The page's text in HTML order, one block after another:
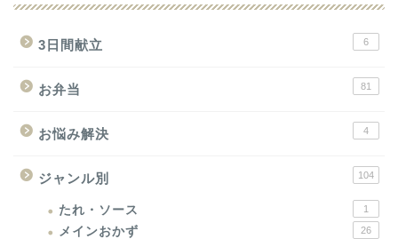
3日間献立 6
お弁当 81
お悩み解決 4
ジャンル別 104
たれ・ソース 1
メインおかず 26